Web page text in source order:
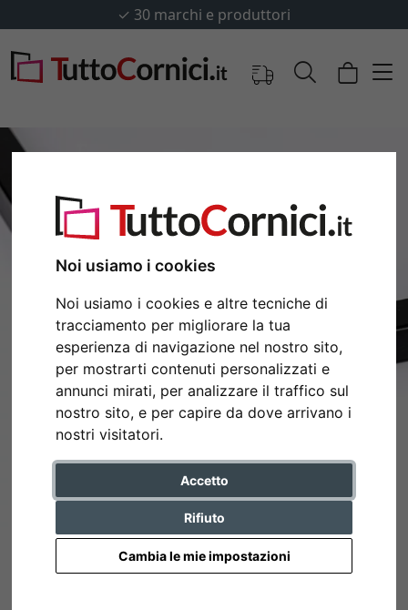
Noi usiamo i cookies
Noi usiamo i cookies e altre tecniche di
tracciamento per migliorare la tua
esperienza di navigazione nel nostro sito,
per mostrarti contenuti personalizzati e
annunci mirati, per analizzare il traffico sul
nostro sito, e per capire da dove arrivano i
nostri visitatori.
Accetto
Rifiuto
Cambia le mie impostazioni
✓ 30 marchi e produttori
Indietro